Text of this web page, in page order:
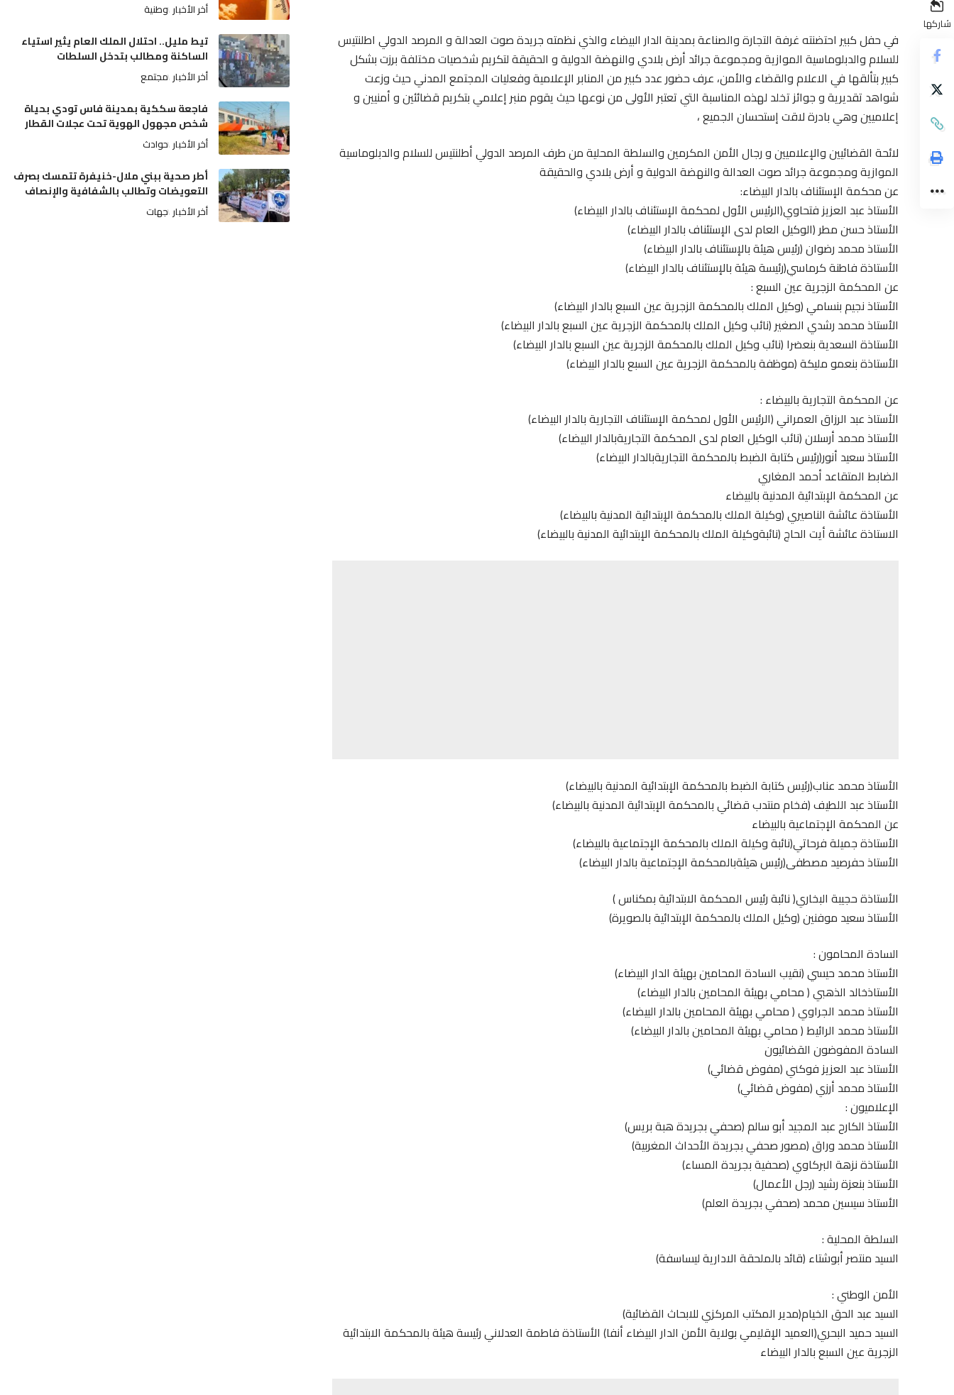
شاركها
في حفل كبير احتضنته غرفة التجارة والصناعة بمدينة الدار البيضاء والذي نظمته جريدة صوت العدالة و المرصد الدولي اطلنتيس
للسلام والدبلوماسية الموازية ومجموعة جرائد أرض بلادي والنهضة الدولية و الحقيقة لتكريم شخصيات مختلفة برزت بشكل
كبير بتألقها في الاعلام والقضاء والأمن، عرف حضور عدد كبير من المنابر الإعلامية وفعليات المجتمع المدني حيث وزعت
شواهد تقديرية و جوائز تخلد لهذه المناسبة التي تعتبر الأولى من نوعها حيث يقوم منبر إعلامي بتكريم قضائئين و أمنيين و
إعلاميين وهي بادرة لاقت إستحسان الجميع ،
لائحة القضائيين والإعلاميين و رجال الأمن المكرمين والسلطة المحلية من طرف المرصد الدولي أطلنتيس للسلام والدبلوماسية
الموازية ومجموعة جرائد صوت العدالة والنهضة الدولية و أرض بلادي والحقيقة
عن محكمة الإستئناف بالدار البيضاء:
الأستاذ عبد العزيز فتحاوي(الرئيس الأول لمحكمة الإستئناف بالدار البيضاء)
الأستاذ حسن مطر (الوكيل العام لدى الإستئناف بالدار البيضاء)
الأستاذ محمد رضوان (رئيس هيئة بالإستئناف بالدار البيضاء)
الأستاذة فاطنة كرماسي(رئيسة هيئة بالإستئناف بالدار البيضاء)
عن المحكمة الزجرية عين السبع :
الأستاذ نجيم بنسامي (وكيل الملك بالمحكمة الزجرية عين السبع بالدار البيضاء)
الأستاذ محمد رشدي الصغير (نائب وكيل الملك بالمحكمة الزجرية عين السبع بالدار البيضاء)
الأستاذة السعدية بنعضرا (نائب وكيل الملك بالمحكمة الزجرية عين السبع بالدار البيضاء)
الأستاذة بنعمو مليكة (موظفة بالمحكمة الزجرية عين السبع بالدار البيضاء)
عن المحكمة التجارية بالبيضاء :
الأستاذ عبد الرزاق العمراني (الرئيس الأول لمحكمة الإستئناف التجارية بالدار البيضاء)
الأستاذ محمد أرسلان (نائب الوكيل العام لدى المحكمة التجاريةبالدار البيضاء)
الأستاذ سعيد أنور(رئيس كتابة الضبط بالمحكمة التجاريةبالدار البيضاء)
الضابط المتقاعد أحمد المغاري
عن المحكمة الإبتدائية المدنية بالبيضاء
الأستاذة عائشة الناصيري (وكيلة الملك بالمحكمة الإبتدائية المدنية بالبيضاء)
الاستاذة عائشة أيت الحاج (نائبةوكيلة الملك بالمحكمة الإبتدائية المدنية بالبيضاء)
الأستاذ محمد عناب(رئيس كتابة الضبط بالمحكمة الإبتدائية المدنية بالبيضاء)
الأستاذ عبد اللطيف (فخام منتدب قضائي بالمحكمة الإبتدائية المدنية بالبيضاء)
عن المحكمة الإجتماعية بالبيضاء
الأستاذة جميلة فرحاتي(نائبة وكيلة الملك بالمحكمة الإجتماعية بالبيضاء)
الأستاذ حفرصيد مصطفى(رئيس هيئةبالمحكمة الإجتماعية بالدار البيضاء)
الأستاذة حجيبة البخاري( نائبة رئيس المحكمة الابتدائية بمكناس )
الأستاذ سعيد موفنين (وكيل الملك بالمحكمة الإبتدائية بالصويرة)
السادة المحامون :
الأستاذ محمد حيسي (نقيب السادة المحامين بهيئة الدار البيضاء)
الأستاذخالد الذهبي ( محامي بهيئة المحامين بالدار البيضاء)
الأستاذ محمد الجراوي ( محامي بهيئة المحامين بالدار البيضاء)
الأستاذ محمد الرائيط ( محامي بهيئة المحامين بالدار البيضاء)
السادة المفوضون القضائيون
الأستاذ عبد العزيز فوكني (مفوض قضائي)
الأستاذ محمد أرزي (مفوض قضائي)
الإعلاميون :
الأستاذ الكارح عبد المجيد أبو سالم (صحفي بجريدة هبة بريس)
الأستاذ محمد وراق (مصور صحفي بجريدة الأحداث المغربية)
الأستاذة نزهة البركاوي (صحفية بجريدة المساء)
الأستاذ بنعزة رشيد (رجل الأعمال)
الأستاذ سيسين محمد (صحفي بجريدة العلم)
السلطة المحلية :
السيد منتصر أبوشتاء (قائد بالملحقة الادارية ليساسفة)
الأمن الوطني :
السيد عبد الحق الخيام(مدير المكتب المركزي للابحاث القضائية)
السيد حميد البحري(العميد الإقليمي بولاية الأمن الدار البيضاء أنفا) الأستاذة فاطمة العدلاني رئيسة هيئة بالمحكمة الابتدائية
الزجرية عين السبع بالدار البيضاء
أخر الأخبار وطنية
تيط مليل.. احتلال الملك العام يثير استياء
الساكنة ومطالب بتدخل السلطات
أخر الأخبار مجتمع
فاجعة سككية بمدينة فاس تودي بحياة
شخص مجهول الهوية تحت عجلات القطار
أخر الأخبار حوادث
أطر صحية ببني ملال-خنيفرة تتمسك بصرف
التعويضات وتطالب بالشفافية والإنصاف
أخر الأخبار جهات